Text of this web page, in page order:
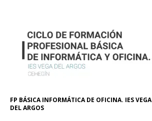
FP BÁSICA INFORMÁTICA DE OFICINA. IES VEGA
DEL ARGOS